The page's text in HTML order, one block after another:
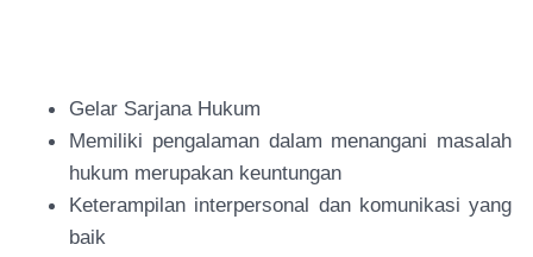
Gelar Sarjana Hukum
Memiliki pengalaman dalam menangani masalah
hukum merupakan keuntungan
Keterampilan interpersonal dan komunikasi yang
baik